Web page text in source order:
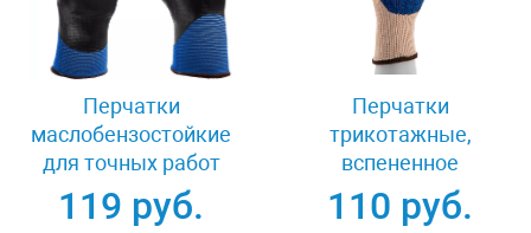
Перчатки
маслобензостойкие
для точных работ
размер L Зубр
МЕХАНИК+ 11279-L
119 руб.
Перчатки
трикотажные,
вспененное
нитрильное
покрытие, размер L,
110 руб.